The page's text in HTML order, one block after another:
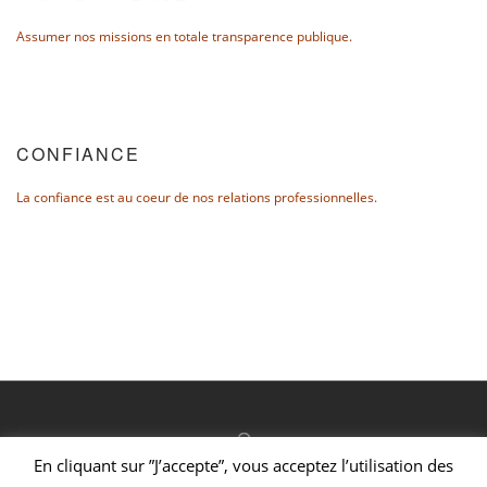
Assumer nos missions en totale transparence publique.
CONFIANCE
La confiance est au coeur de nos relations professionnelles.
Copyright © 2019 Connecting Resilience
Welcome to Foundry!We've added some awesome modal functionality,
En cliquant sur ”J’accepte”, vous acceptez l’utilisation des